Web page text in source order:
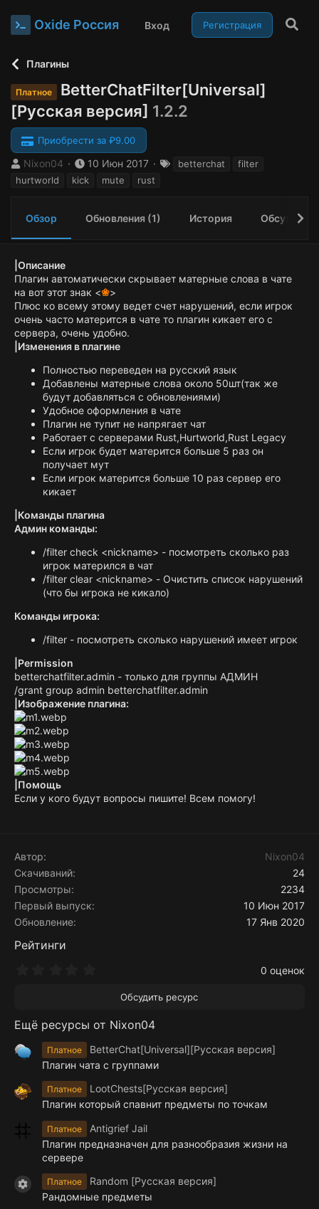
Oxide Россия Вход Регистрация
Плагины
Платное
BetterChatFilter[Universal]
[Русская версия] 1.2.2
Приобрести за ₽9.00
А
в
р
Nixon04
Д
а
с
н
и
я
10 Июн 2017 betterchat
filter
hurtworld
kick mute rust
Обзор Обновления (1) История
|Описание
Плагин автоматически скрывает матерные слова в чате
на вот этот знак <❀>
Плюс ко всему этому ведет счет нарушений, если игрок
очень часто матерится в чате то плагин кикает его с
сервера, очень удобно.
|Изменения в плагине
Полностью переведен на русский язык
Добавлены матерные слова около 50шт(так же
будут добавляться с обновлениями)
Удобное оформления в чате
Плагин не тупит не напрягает чат
Работает с серверами Rust,Hurtworld,Rust Legacy
Если игрок будет матерится больше 5 раз он
получает мут
Если игрок матерится больше 10 раз сервер его
кикает
|Команды плагина
Админ команды:
/filter check <nickname> - посмотреть сколько раз
игрок матерился в чат
/filter clear <nickname> - Очистить список нарушений
(что бы игрока не кикало)
Команды игрока:
/filter - посмотреть сколько нарушений имеет игрок
|Permission
betterchatfilter.admin - только для группы АДМИН
/grant group admin betterchatfilter.admin
|Изображение плагина:
|Помощь
Если у кого будут вопросы пишите! Всем помогу!
Автор
Nixon04
Скачиваний
24
Просмотры
2234
Первый выпуск
10 Июн 2017
Обновление
17 Янв 2020
Рейтинги
в
з
д
0 оценок
Обсудить ресурс
Ещё ресурсы от Nixon04
Платное
BetterChat[Universal][Русская версия]
Плагин чата с группами
Платное
LootChests[Русская версия]
Плагин который спавнит предметы по точкам
Платное
Antigrief Jail
Плагин предназначен для разнообразия жизни на
сервере
Иконка ресурса
Платное
Random [Русская версия]
Рандомные предметы